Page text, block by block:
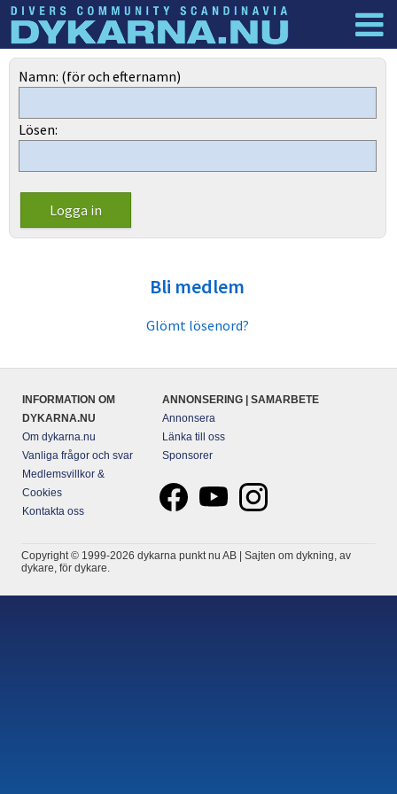
Dyknyheter
Namn: (för och efternamn)
Lösen:
Bli medlem
Glömt lösenord?
INFORMATION OM
DYKARNA.NU
Om dykarna.nu
Vanliga frågor och svar
Medlemsvillkor &
Cookies
Kontakta oss
ANNONSERING | SAMARBETE
Annonsera
Länka till oss
Sponsorer
Copyright © 1999-2026 dykarna punkt nu AB | Sajten om dykning, av
dykare, för dykare.